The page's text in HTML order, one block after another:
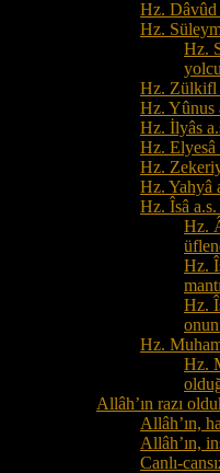
Hz. Dâvûd
Hz.
Hz.
Hz. Zülkifl
Hz. Yûnus
Hz. İlyâs
Hz. Elyesâ
Hz.
Hz. Yahyâ
Hz. Îsâ a.s.
Hz.
Hz.
Hz.
Hz.
Hz.
Allâh’ın razı
Allâh’ın,
Allâh’ın,
Canlı-